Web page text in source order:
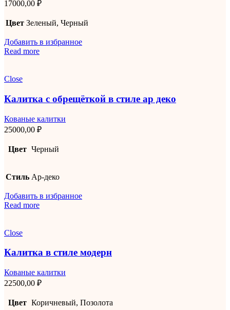
17000,00 ₽
Цвет Зеленый, Черный
Добавить в избранное
Read more
Close
Калитка с обрещёткой в стиле ар деко
Кованые калитки
25000,00 ₽
Цвет Черный
Стиль Ар-деко
Добавить в избранное
Read more
Close
Калитка в стиле модерн
Кованые калитки
22500,00 ₽
Цвет Коричневый, Позолота